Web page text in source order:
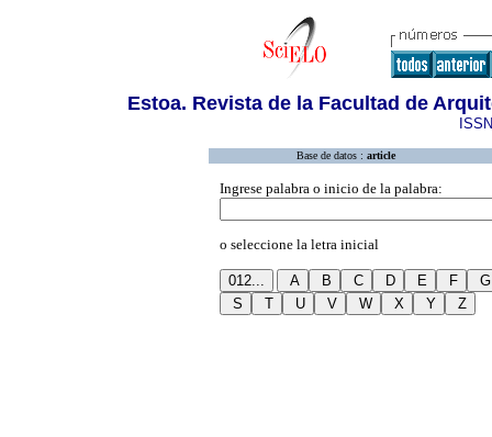
Estoa. Revista de la Facultad de
Base de datos : article
Ingrese palabra o inicio de la palabra:
o seleccione la letra inicial